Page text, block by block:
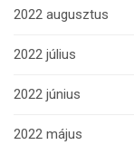
2022 augusztus
2022 július
2022 június
2022 május